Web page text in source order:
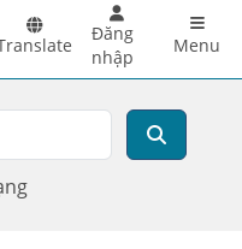
Đăng
nhập
Menu